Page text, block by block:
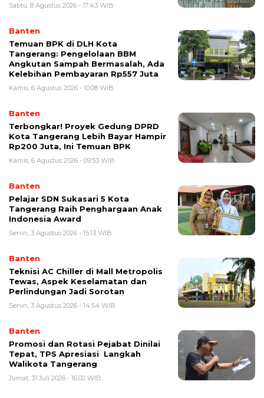
Sabtu, 8 Agustus 2026 - 17:43 WIB
Banten
Temuan BPK di DLH Kota
Tangerang: Pengelolaan BBM
Angkutan Sampah Bermasalah, Ada
Kelebihan Pembayaran Rp557 Juta
Kamis, 6 Agustus 2026 - 10:08 WIB
Banten
‎Terbongkar! Proyek Gedung DPRD
Kota Tangerang Lebih Bayar Hampir
Rp200 Juta, Ini Temuan BPK
Kamis, 6 Agustus 2026 - 09:53 WIB
Banten
Pelajar SDN Sukasari 5 Kota
Tangerang Raih Penghargaan Anak
Indonesia Award
Senin, 3 Agustus 2026 - 15:13 WIB
Banten
Teknisi AC Chiller di Mall Metropolis
Tewas, Aspek Keselamatan dan
Perlindungan Jadi Sorotan
Senin, 3 Agustus 2026 - 14:54 WIB
Banten
Promosi dan Rotasi Pejabat Dinilai
Tepat, TPS Apresiasi Langkah
Walikota Tangerang
Jumat, 31 Juli 2026 - 16:02 WIB